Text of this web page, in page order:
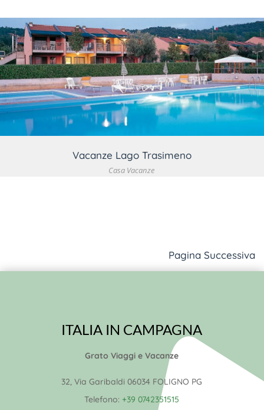
VEDI DETTAGLIO
Vacanze Lago Trasimeno
Casa Vacanze
Pagina Successiva
ITALIA IN CAMPAGNA
Grato Viaggi e Vacanze
32, Via Garibaldi 06034 FOLIGNO PG
Telefono: +39 0742351515